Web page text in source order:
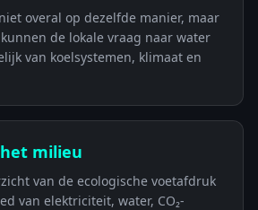
overal op dezelfde manier, maar
de lokale vraag naar water
van koelsystemen, klimaat en
milieu
van de ecologische voetafdruk
van elektriciteit, water, CO₂-